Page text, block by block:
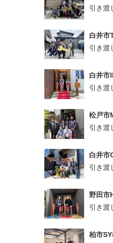
引き渡
白井市
引き渡
白井市
引き渡
松戸市
引き渡
白井市
引き渡
野田市
引き渡
柏市